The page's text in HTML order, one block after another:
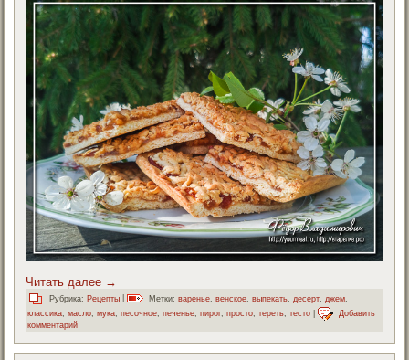
Читать далее →
Рубрика: Рецепты Метки: варенье ,венское ,выпекать десерт джем
классика,масло,мука,песочное,печенье,пирог,просто,тереть,тесто |
Добавить
комментарий